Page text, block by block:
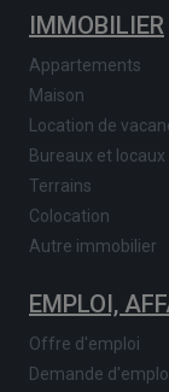
IMMOBILIER
Appartements
Maison
Location de
Bureaux et
Terrains
Colocation
Autre immobilier
EMPLOI,
Offre d'emploi
Demande